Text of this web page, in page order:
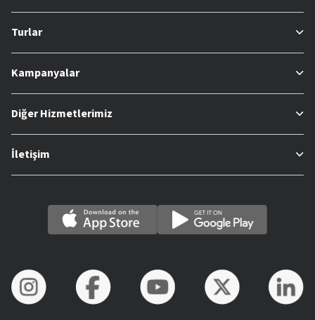
Turlar
Kampanyalar
Diğer Hizmetlerimiz
İletişim